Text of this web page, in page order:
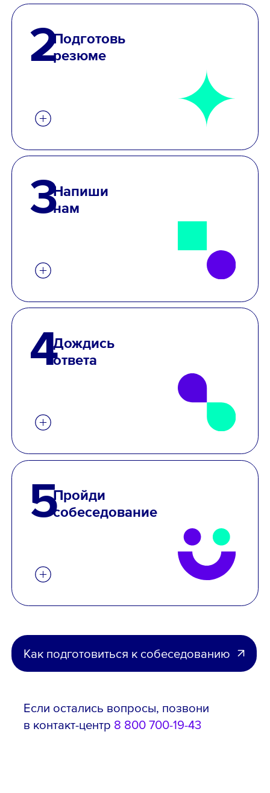
2Подготовь
резюме
3Напиши
нам
4Дождись
ответа
5Пройди
собеседование
Как подготовиться к собеседованию
Если остались вопросы, позвони
в контакт-центр 8 800 700-19-43